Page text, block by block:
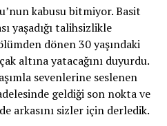
kabusu bitmiyor. Basit
yaşadığı talihsizlikle
dönen 30 yaşındaki
altına yatacağını duyurdu.
sevenlerine seslenen
geldiği son nokta ve
arkasını sizler için derledik.